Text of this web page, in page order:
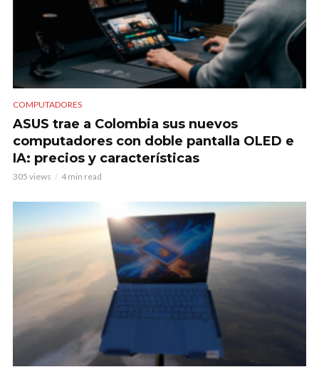
COMPUTADORES
ASUS trae a Colombia sus nuevos
computadores con doble pantalla OLED e
IA: precios y características
305 views 4 min read